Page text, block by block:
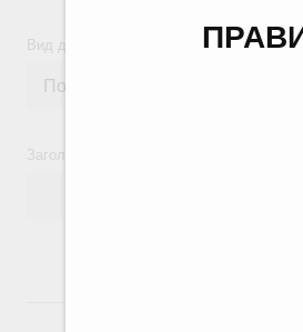
Вид документа
Заголовок или текст документа